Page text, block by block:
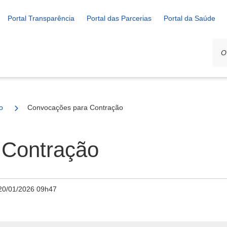
Portal Transparência Portal das Parcerias Portal da Saúde
Convocações para Contração
01/2026 09h47